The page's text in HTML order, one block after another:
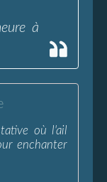
à
où l'ail
enchanter